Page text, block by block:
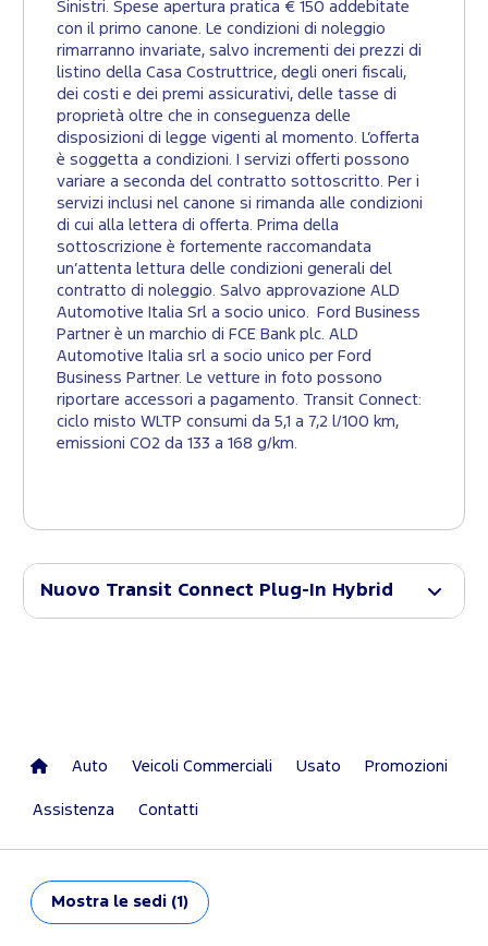
Sinistri. Spese apertura pratica € 150 addebitate
con il primo canone. Le condizioni di noleggio
rimarranno invariate, salvo incrementi dei prezzi di
listino della Casa Costruttrice, degli oneri fiscali,
dei costi e dei premi assicurativi, delle tasse di
proprietà oltre che in conseguenza delle
disposizioni di legge vigenti al momento. L’offerta
è soggetta a condizioni. I servizi offerti possono
variare a seconda del contratto sottoscritto. Per i
servizi inclusi nel canone si rimanda alle condizioni
di cui alla lettera di offerta. Prima della
sottoscrizione è fortemente raccomandata
un’attenta lettura delle condizioni generali del
contratto di noleggio. Salvo approvazione ALD
Automotive Italia Srl a socio unico. Ford Business
Partner è un marchio di FCE Bank plc. ALD
Automotive Italia srl a socio unico per Ford
Business Partner. Le vetture in foto possono
riportare accessori a pagamento. Transit Connect:
ciclo misto WLTP consumi da 5,1 a 7,2 l/100 km,
emissioni CO2 da 133 a 168 g/km.
Nuovo Transit Connect Plug-In Hybrid
Auto Veicoli Commerciali Usato Promozioni
Assistenza Contatti
Mostra le sedi (1)